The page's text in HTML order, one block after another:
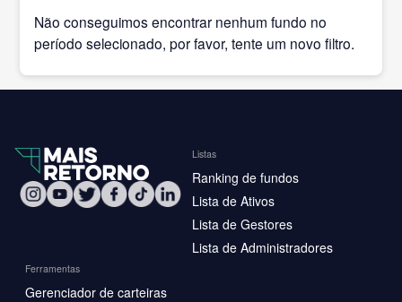
Não conseguimos encontrar nenhum fundo no
período selecionado, por favor, tente um novo filtro.
Listas
Ranking de fundos
Lista de Ativos
Lista de Gestores
Lista de Administradores
Ferramentas
Gerenciador de carteiras